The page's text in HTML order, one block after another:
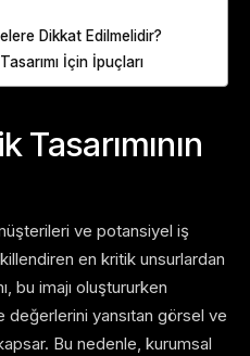
Dikkat Edilmelidir?
İçin İpuçları
Tasarımının
ve potansiyel iş
en kritik unsurlardan
bu imajı oluştururken
değerlerini yansıtan görsel ve
Bu nedenle, kurumsal